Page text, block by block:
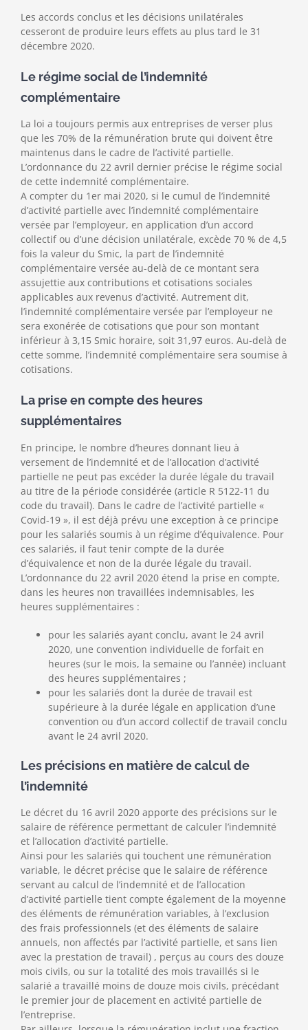
Les accords conclus et les décisions unilatérales
cesseront de produire leurs effets au plus tard le 31
décembre 2020.
Le régime social de l’indemnité
complémentaire
La loi a toujours permis aux entreprises de verser plus
que les 70% de la rémunération brute qui doivent être
maintenus dans le cadre de l’activité partielle.
L’ordonnance du 22 avril dernier précise le régime social
de cette indemnité complémentaire.
A compter du 1er mai 2020, si le cumul de l’indemnité
d’activité partielle avec l’indemnité complémentaire
versée par l’employeur, en application d’un accord
collectif ou d’une décision unilatérale, excède 70 % de 4,5
fois la valeur du Smic, la part de l’indemnité
complémentaire versée au-delà de ce montant sera
assujettie aux contributions et cotisations sociales
applicables aux revenus d’activité. Autrement dit,
l’indemnité complémentaire versée par l’employeur ne
sera exonérée de cotisations que pour son montant
inférieur à 3,15 Smic horaire, soit 31,97 euros. Au-delà de
cette somme, l’indemnité complémentaire sera soumise à
cotisations.
La prise en compte des heures
supplémentaires
En principe, le nombre d’heures donnant lieu à
versement de l’indemnité et de l’allocation d’activité
partielle ne peut pas excéder la durée légale du travail
au titre de la période considérée (article R 5122-11 du
code du travail). Dans le cadre de l’activité partielle «
Covid-19 », il est déjà prévu une exception à ce principe
pour les salariés soumis à un régime d’équivalence. Pour
ces salariés, il faut tenir compte de la durée
d’équivalence et non de la durée légale du travail.
L’ordonnance du 22 avril 2020 étend la prise en compte,
dans les heures non travaillées indemnisables, les
heures supplémentaires :
pour les salariés ayant conclu, avant le 24 avril
2020, une convention individuelle de forfait en
heures (sur le mois, la semaine ou l’année) incluant
des heures supplémentaires ;
pour les salariés dont la durée de travail est
supérieure à la durée légale en application d’une
convention ou d’un accord collectif de travail conclu
avant le 24 avril 2020.
Les précisions en matière de calcul de
l’indemnité
Le décret du 16 avril 2020 apporte des précisions sur le
salaire de référence permettant de calculer l’indemnité
et l’allocation d’activité partielle.
Ainsi pour les salariés qui touchent une rémunération
variable, le décret précise que le salaire de référence
servant au calcul de l’indemnité et de l’allocation
d’activité partielle tient compte également de la moyenne
des éléments de rémunération variables, à l’exclusion
des frais professionnels (et des éléments de salaire
annuels, non affectés par l’activité partielle, et sans lien
avec la prestation de travail) , perçus au cours des douze
mois civils, ou sur la totalité des mois travaillés si le
salarié a travaillé moins de douze mois civils, précédant
le premier jour de placement en activité partielle de
l’entreprise.